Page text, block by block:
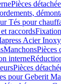
Pièces
Tés pour
raccords
Acier
ManchonsPièces
interne
Pièces
pour Geberit